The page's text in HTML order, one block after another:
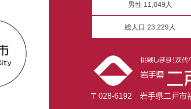
男性 11,049人
総人口 23,229人
〒028-6192 岩手県二戸市